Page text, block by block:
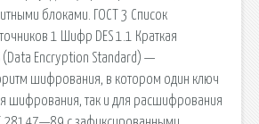
блоками. ГОСТ 3 Список
1 Шифр DES 1.1 Краткая
(Data Encryption Standard) —
шифрования, в котором один ключ
шифрования, так и для расшифрования